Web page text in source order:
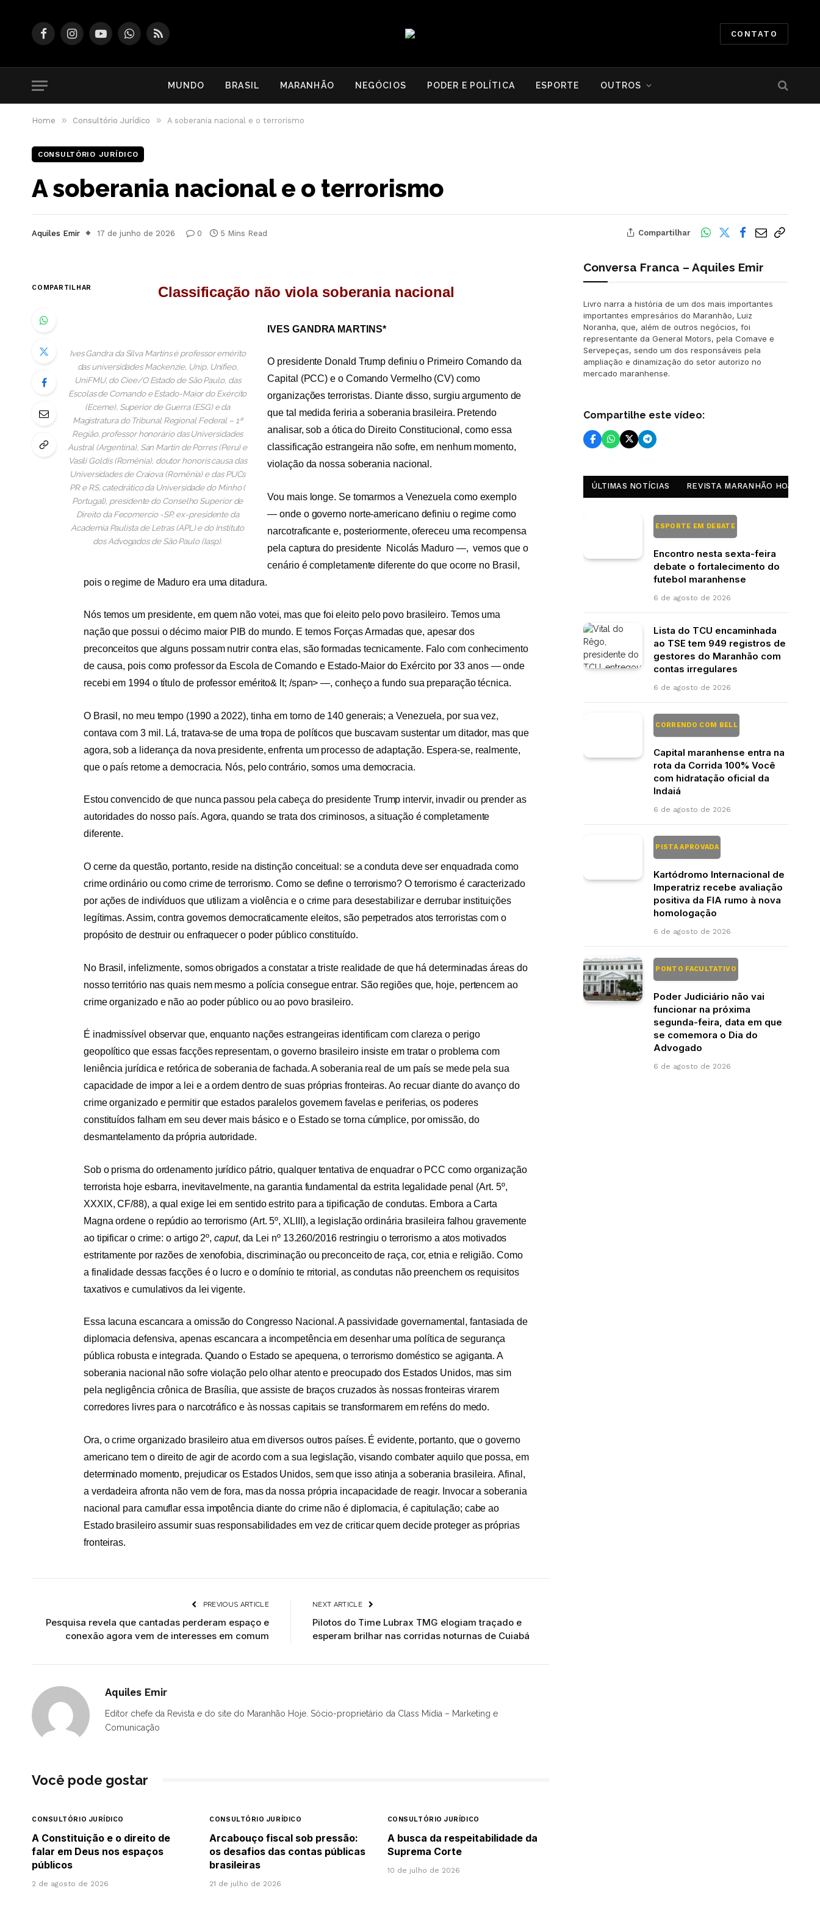
FacebookInstagramYouTubeWhatsApp
RSS
CONTATO
MUNDO BRASIL MARANHÃO NEGÓCIOS PODER E POLÍTICA ESPORTE OUTROS
Home » Consultório Jurídico » A soberania nacional e o terrorismo
CONSULTÓRIO JURÍDICO
A soberania nacional e o terrorismo
Aquiles Emir 17 de junho de 2026 0 5 Mins Read Compartilhar
COMPARTILHAR Classificação não viola soberania nacional
Ives Gandra da Silva Martins é professor emérito
das universidades Mackenzie, Unip, Unifieo,
UniFMU, do Ciee/O Estado de São Paulo, das
Escolas de Comando e Estado-Maior do Exército
(Eceme), Superior de Guerra (ESG) e da
Magistratura do Tribunal Regional Federal – 1ª
Região, professor honorário das Universidades
Austral (Argentina), San Martin de Porres (Peru) e
Vasili Goldis (Romênia), doutor honoris causa das
Universidades de Craiova (Romênia) e das PUCs
PR e RS, catedrático da Universidade do Minho (
Portugal), presidente do Conselho Superior de
Direito da Fecomercio -SP, ex-presidente da
Academia Paulista de Letras (APL) e do Instituto
dos Advogados de São Paulo (Iasp).
IVES GANDRA MARTINS*
O presidente Donald Trump definiu o Primeiro Comando da
Capital (PCC) e o Comando Vermelho (CV) como
organizações terroristas. Diante disso, surgiu argumento de
que tal medida feriria a soberania brasileira. Pretendo
analisar, sob a ótica do Direito Constitucional, como essa
classificação estrangeira não sofre, em nenhum momento,
violação da nossa soberania nacional.
Vou mais longe. Se tomarmos a Venezuela como exemplo
— onde o governo norte-americano definiu o regime como
narcotraficante e, posteriormente, ofereceu uma recompensa
pela captura do presidente Nicolás Maduro —, vemos que o
cenário é completamente diferente do que ocorre no Brasil,
pois o regime de Maduro era uma ditadura.
Nós temos um presidente, em quem não votei, mas que foi eleito pelo povo brasileiro. Temos uma
nação que possui o décimo maior PIB do mundo. E temos Forças Armadas que, apesar dos
preconceitos que alguns possam nutrir contra elas, são formadas tecnicamente. Falo com conhecimento
de causa, pois como professor da Escola de Comando e Estado-Maior do Exército por 33 anos — onde
recebi em 1994 o título de professor emérito& lt; /span> —, conheço a fundo sua preparação técnica.
O Brasil, no meu tempo (1990 a 2022), tinha em torno de 140 generais; a Venezuela, por sua vez,
contava com 3 mil. Lá, tratava-se de uma tropa de políticos que buscavam sustentar um ditador, mas que
agora, sob a liderança da nova presidente, enfrenta um processo de adaptação. Espera-se, realmente,
que o país retome a democracia. Nós, pelo contrário, somos uma democracia.
Estou convencido de que nunca passou pela cabeça do presidente Trump intervir, invadir ou prender as
autoridades do nosso país. Agora, quando se trata dos criminosos, a situação é completamente
diferente.
O cerne da questão, portanto, reside na distinção conceitual: se a conduta deve ser enquadrada como
crime ordinário ou como crime de terrorismo. Como se define o terrorismo? O terrorismo é caracterizado
por ações de indivíduos que utilizam a violência e o crime para desestabilizar e derrubar instituições
legítimas. Assim, contra governos democraticamente eleitos, são perpetrados atos terroristas com o
propósito de destruir ou enfraquecer o poder público constituído.
No Brasil, infelizmente, somos obrigados a constatar a triste realidade de que há determinadas áreas do
nosso território nas quais nem mesmo a polícia consegue entrar. São regiões que, hoje, pertencem ao
crime organizado e não ao poder público ou ao povo brasileiro.
É inadmissível observar que, enquanto nações estrangeiras identificam com clareza o perigo
geopolítico que essas facções representam, o governo brasileiro insiste em tratar o problema com
leniência jurídica e retórica de soberania de fachada. A soberania real de um país se mede pela sua
capacidade de impor a lei e a ordem dentro de suas próprias fronteiras. Ao recuar diante do avanço do
crime organizado e permitir que estados paralelos governem favelas e periferias, os poderes
constituídos falham em seu dever mais básico e o Estado se torna cúmplice, por omissão, do
desmantelamento da própria autoridade.
Sob o prisma do ordenamento jurídico pátrio, qualquer tentativa de enquadrar o PCC como organização
terrorista hoje esbarra, inevitavelmente, na garantia fundamental da estrita legalidade penal (Art. 5º,
XXXIX, CF/88), a qual exige lei em sentido estrito para a tipificação de condutas. Embora a Carta
Magna ordene o repúdio ao terrorismo (Art. 5º, XLIII), a legislação ordinária brasileira falhou gravemente
ao tipificar o crime: o artigo 2º,caput, da Lei nº 13.260/2016 restringiu o terrorismo a atos motivados
estritamente por razões de xenofobia, discriminação ou preconceito de raça, cor, etnia e religião. Como
a finalidade dessas facções é o lucro e o domínio te rritorial, as condutas não preenchem os requisitos
taxativos e cumulativos da lei vigente.
Essa lacuna escancara a omissão do Congresso Nacional. A passividade governamental, fantasiada de
diplomacia defensiva, apenas escancara a incompetência em desenhar uma política de segurança
pública robusta e integrada. Quando o Estado se apequena, o terrorismo doméstico se agiganta. A
soberania nacional não sofre violação pelo olhar atento e preocupado dos Estados Unidos, mas sim
pela negligência crônica de Brasília, que assiste de braços cruzados às nossas fronteiras virarem
corredores livres para o narcotráfico e às nossas capitais se transformarem em reféns do medo.
Ora, o crime organizado brasileiro atua em diversos outros países. É evidente, portanto, que o governo
americano tem o direito de agir de acordo com a sua legislação, visando combater aquilo que possa, em
determinado momento, prejudicar os Estados Unidos, sem que isso atinja a soberania brasileira. Afinal,
a verdadeira afronta não vem de fora, mas da nossa própria incapacidade de reagir. Invocar a soberania
nacional para camuflar essa impotência diante do crime não é diplomacia, é capitulação; cabe ao
Estado brasileiro assumir suas responsabilidades em vez de criticar quem decide proteger as próprias
fronteiras.
PREVIOUS ARTICLE
Pesquisa revela que cantadas perderam espaço e
conexão agora vem de interesses em comum
NEXT ARTICLE
Pilotos do Time Lubrax TMG elogiam traçado e
esperam brilhar nas corridas noturnas de Cuiabá
Aquiles Emir
Editor chefe da Revista e do site do Maranhão Hoje. Sócio-proprietário da Class Mídia – Marketing e
Comunicação
Você pode gostar
CONSULTÓRIO JURÍDICO
A Constituição e o direito de
falar em Deus nos espaços
públicos
2 de agosto de 2026
CONSULTÓRIO JURÍDICO
Arcabouço fiscal sob pressão:
os desafios das contas públicas
brasileiras
21 de julho de 2026
CONSULTÓRIO JURÍDICO
A busca da respeitabilidade da
Suprema Corte
10 de julho de 2026
Conversa Franca – Aquiles Emir
Livro narra a história de um dos mais importantes
importantes empresários do Maranhão, Luiz
Noranha, que, além de outros negócios, foi
representante da General Motors, pela Comave e
Servepeças, sendo um dos responsáveis pela
ampliação e dinamização do setor autorizo no
mercado maranhense.
Compartilhe este vídeo:
ÚLTIMAS NOTÍCIAS REVISTA MARANHÃO HOJE
ESPORTE EM DEBATE
Encontro nesta sexta-feira
debate o fortalecimento do
futebol maranhense
6 de agosto de 2026
Lista do TCU encaminhada
ao TSE tem 949 registros de
gestores do Maranhão com
contas irregulares
6 de agosto de 2026
CORRENDO COM BELL
Capital maranhense entra na
rota da Corrida 100% Você
com hidratação oficial da
Indaiá
6 de agosto de 2026
PISTA APROVADA
Kartódromo Internacional de
Imperatriz recebe avaliação
positiva da FIA rumo à nova
homologação
6 de agosto de 2026
PONTO FACULTATIVO
Poder Judiciário não vai
funcionar na próxima
segunda-feira, data em que
se comemora o Dia do
Advogado
6 de agosto de 2026